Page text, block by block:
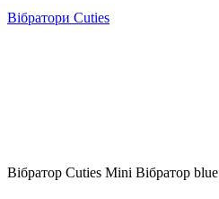
Вібратори Cuties
Вібратор Cuties Mini Вібратор blue